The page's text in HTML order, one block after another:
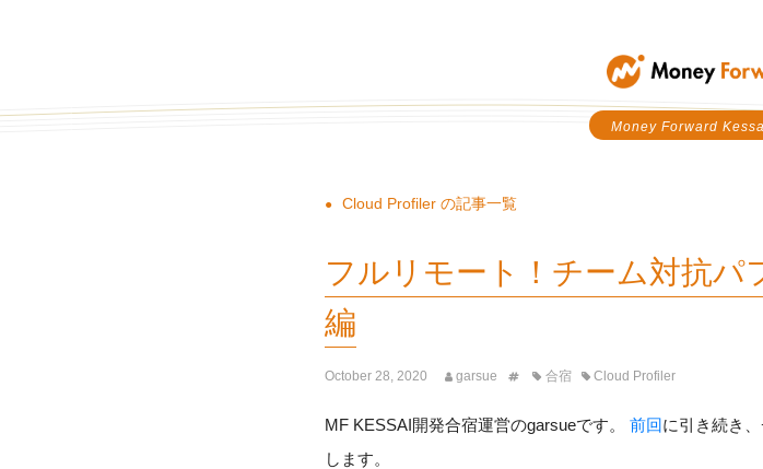
Money
Money Forward
Cloud Profiler の記事一覧
フルリモート！チーム対抗パ
編
October 28, 2020 garsue 合宿 Cloud Profiler
MF KESSAI開発合宿運営のgarsueです。 前回に引き続き
します。